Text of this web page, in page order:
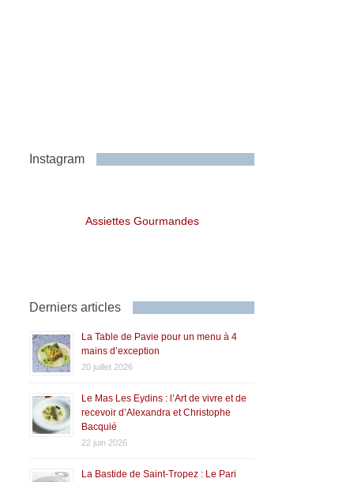
Instagram
Assiettes Gourmandes
Derniers articles
La Table de Pavie pour un menu à 4
mains d’exception
20 juillet 2026
Le Mas Les Eydins : l’Art de vivre et de
recevoir d’Alexandra et Christophe
Bacquié
22 juin 2026
La Bastide de Saint-Tropez : Le Pari